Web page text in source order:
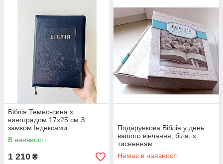
Біблія Темно-синя з
виноградом 17х25 см З
замком Індексами
В наявності
1 210 ₴
Подарункова Біблія у день
вашого вінчання, біла, з
тисненням
Немає в наявності